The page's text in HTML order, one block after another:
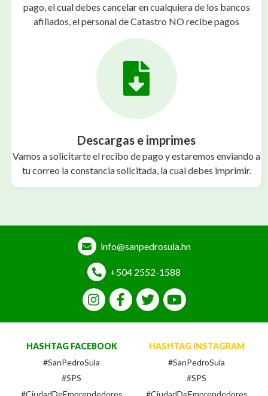
pago, el cual debes cancelar en cualquiera de los bancos
afiliados, el personal de Catastro NO recibe pagos
Descargas e imprimes
Vamos a solicitarte el recibo de pago y estaremos enviando a
tu correo la constancia solicitada, la cual debes imprimir.
info@sanpedrosula.hn
+504 2552-1588
HASHTAG FACEBOOK
#SanPedroSula
#SPS
#CiudadDeEmprendedores
HASHTAG INSTAGRAM
#SanPedroSula
#SPS
#CiudadDeEmprendedores